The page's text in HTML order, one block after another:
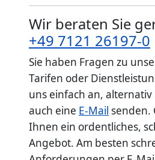
Wir beraten Sie
+49 7121 26197-0
Sie haben Fragen zu
Tarifen oder
uns einfach an, alternativ
auch eine E-Mail senden.
Ihnen ein ordentliches,
Angebot. Am besten